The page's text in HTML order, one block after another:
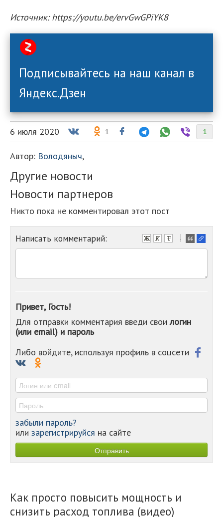
Источник: https://youtu.be/ervGwGPiYK8
Подписывайтесь на наш канал в
Яндекс.Дзен
1
6 июля 2020 1
Автор: Володяныч,
Другие новости
Новости партнеров
Никто пока не комментировал этот пост
Написать комментарий:
-
-
-
-
-
Привет, Гость!
Для отправки комментария введи своилогин
(или email) и пароль
Либо войдите, используя профиль в соцсети
забыли пароль?
или зарегистрируйся на сайте
Как просто повысить мощность и
снизить расход топлива (видео)